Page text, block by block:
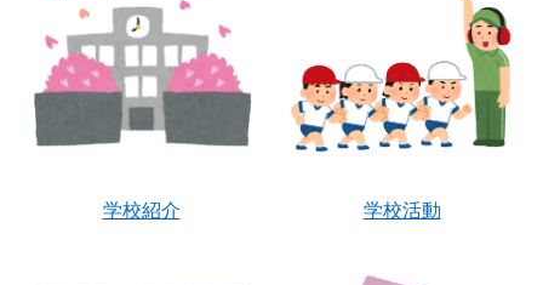
学校紹介 学校活動